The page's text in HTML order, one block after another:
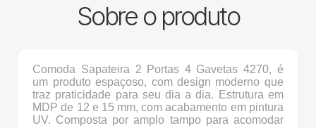
Sobre o produto
Comoda Sapateira 2 Portas 4 Gavetas 4270, é
um produto espaçoso, com design moderno que
traz praticidade para seu dia a dia. Estrutura em
MDP de 12 e 15 mm, com acabamento em pintura
UV. Composta por amplo tampo para acomodar